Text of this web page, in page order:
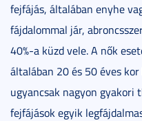
fejfájás, általában enyhe
fájdalommal jár,
40%-a küzd vele. A nők
általában 20 és 50 éves
ugyancsak nagyon gyakori
fejfájások egyik